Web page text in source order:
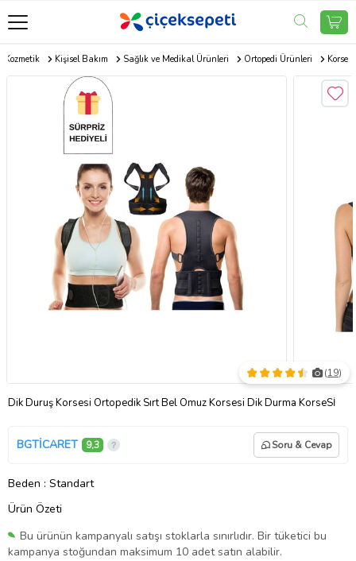
Kozmetik Kişisel Bakım Sağlık ve Medikal Ürünleri Ortopedi Ürünleri Korse
Dik Duruş Korsesi Ortopedik Sırt Bel Omuz Korsesi Dik Durma KorseSİ
(19)
BGTİCARET 9,3 Soru & Cevap
Beden : Standart
Ürün Özeti
Bu ürünün kampanyalı satışı stoklarla sınırlıdır. Bir tüketici bu
kampanya stoğundan maksimum 10 adet satın alabilir.